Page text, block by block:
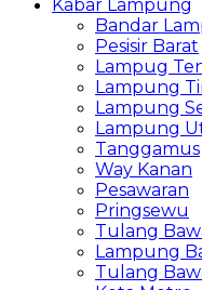
Kabar Lampung
Bandar
Pesisir Barat
Lampug
Lampung
Lampung
Lampung
Tanggamus
Way Kanan
Pesawaran
Pringsewu
Tulang
Lampung
Tulang